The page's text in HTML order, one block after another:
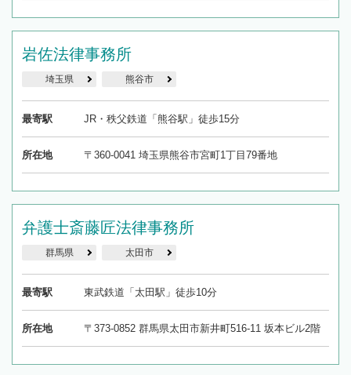
岩佐法律事務所
埼玉県 熊谷市
最寄駅 JR・秩父鉄道「熊谷駅」徒歩15分
所在地 〒360-0041 埼玉県熊谷市宮町1丁目79番地
弁護士斎藤匠法律事務所
群馬県 太田市
最寄駅 東武鉄道「太田駅」徒歩10分
所在地 〒373-0852 群馬県太田市新井町516-11 坂本ビル2階